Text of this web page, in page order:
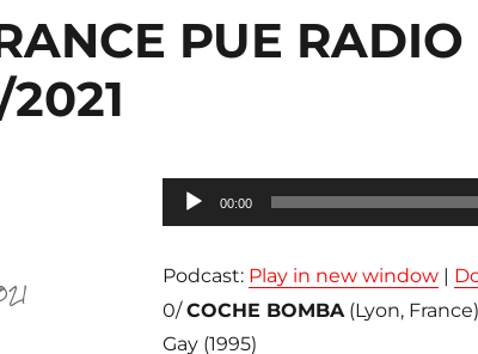
PUE
2021
Lecteur
audio
00:00
Podcast: Play in new window|
0/COCHE BOMBA(Lyon,
Gay (1995)